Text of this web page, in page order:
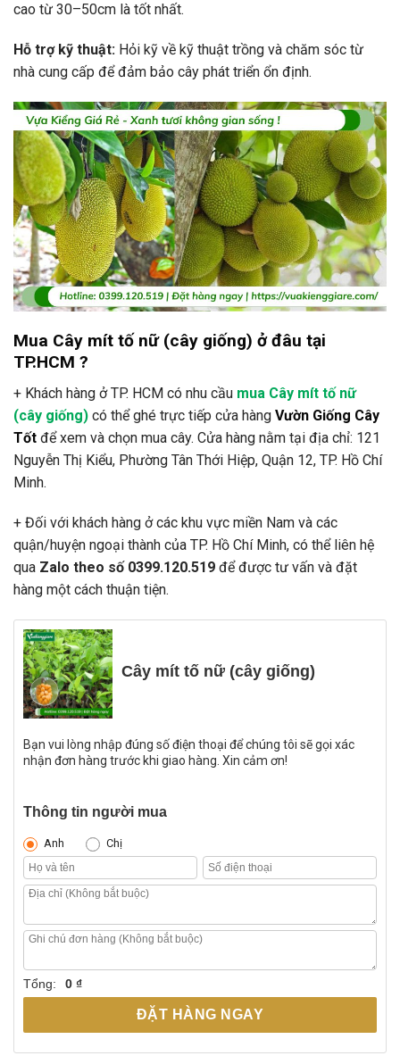
cao từ 30–50cm là tốt nhất.
Hỗ trợ kỹ thuật: Hỏi kỹ về kỹ thuật trồng và chăm sóc từ
nhà cung cấp để đảm bảo cây phát triển ổn định.
Mua Cây mít tố nữ (cây giống) ở đâu tại
TP.HCM ?
+ Khách hàng ở TP. HCM có nhu cầu mua Cây mít tố nữ
(cây giống) có thể ghé trực tiếp cửa hàng Vườn Giống Cây
Tốt để xem và chọn mua cây. Cửa hàng nằm tại địa chỉ: 121
Nguyễn Thị Kiểu, Phường Tân Thới Hiệp, Quận 12, TP. Hồ Chí
Minh.
+ Đối với khách hàng ở các khu vực miền Nam và các
quận/huyện ngoại thành của TP. Hồ Chí Minh, có thể liên hệ
qua Zalo theo số 0399.120.519 để được tư vấn và đặt
hàng một cách thuận tiện.
Cây mít tố nữ (cây giống)
Bạn vui lòng nhập đúng số điện thoại để chúng tôi sẽ gọi xác
nhận đơn hàng trước khi giao hàng. Xin cảm ơn!
Thông tin người mua
Anh Chị
Tổng: 0 ₫
ĐẶT HÀNG NGAY